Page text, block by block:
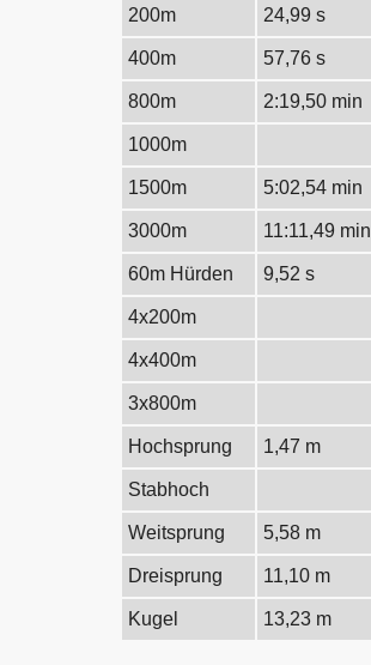
200m 24,99 s
400m 57,76 s
800m 2:19,50 min
1000m
1500m 5:02,54 min
3000m 11:11,49 min
60m Hürden 9,52 s
4x200m
4x400m
3x800m
Hochsprung 1,47 m
Stabhoch
Weitsprung 5,58 m
Dreisprung 11,10 m
Kugel 13,23 m